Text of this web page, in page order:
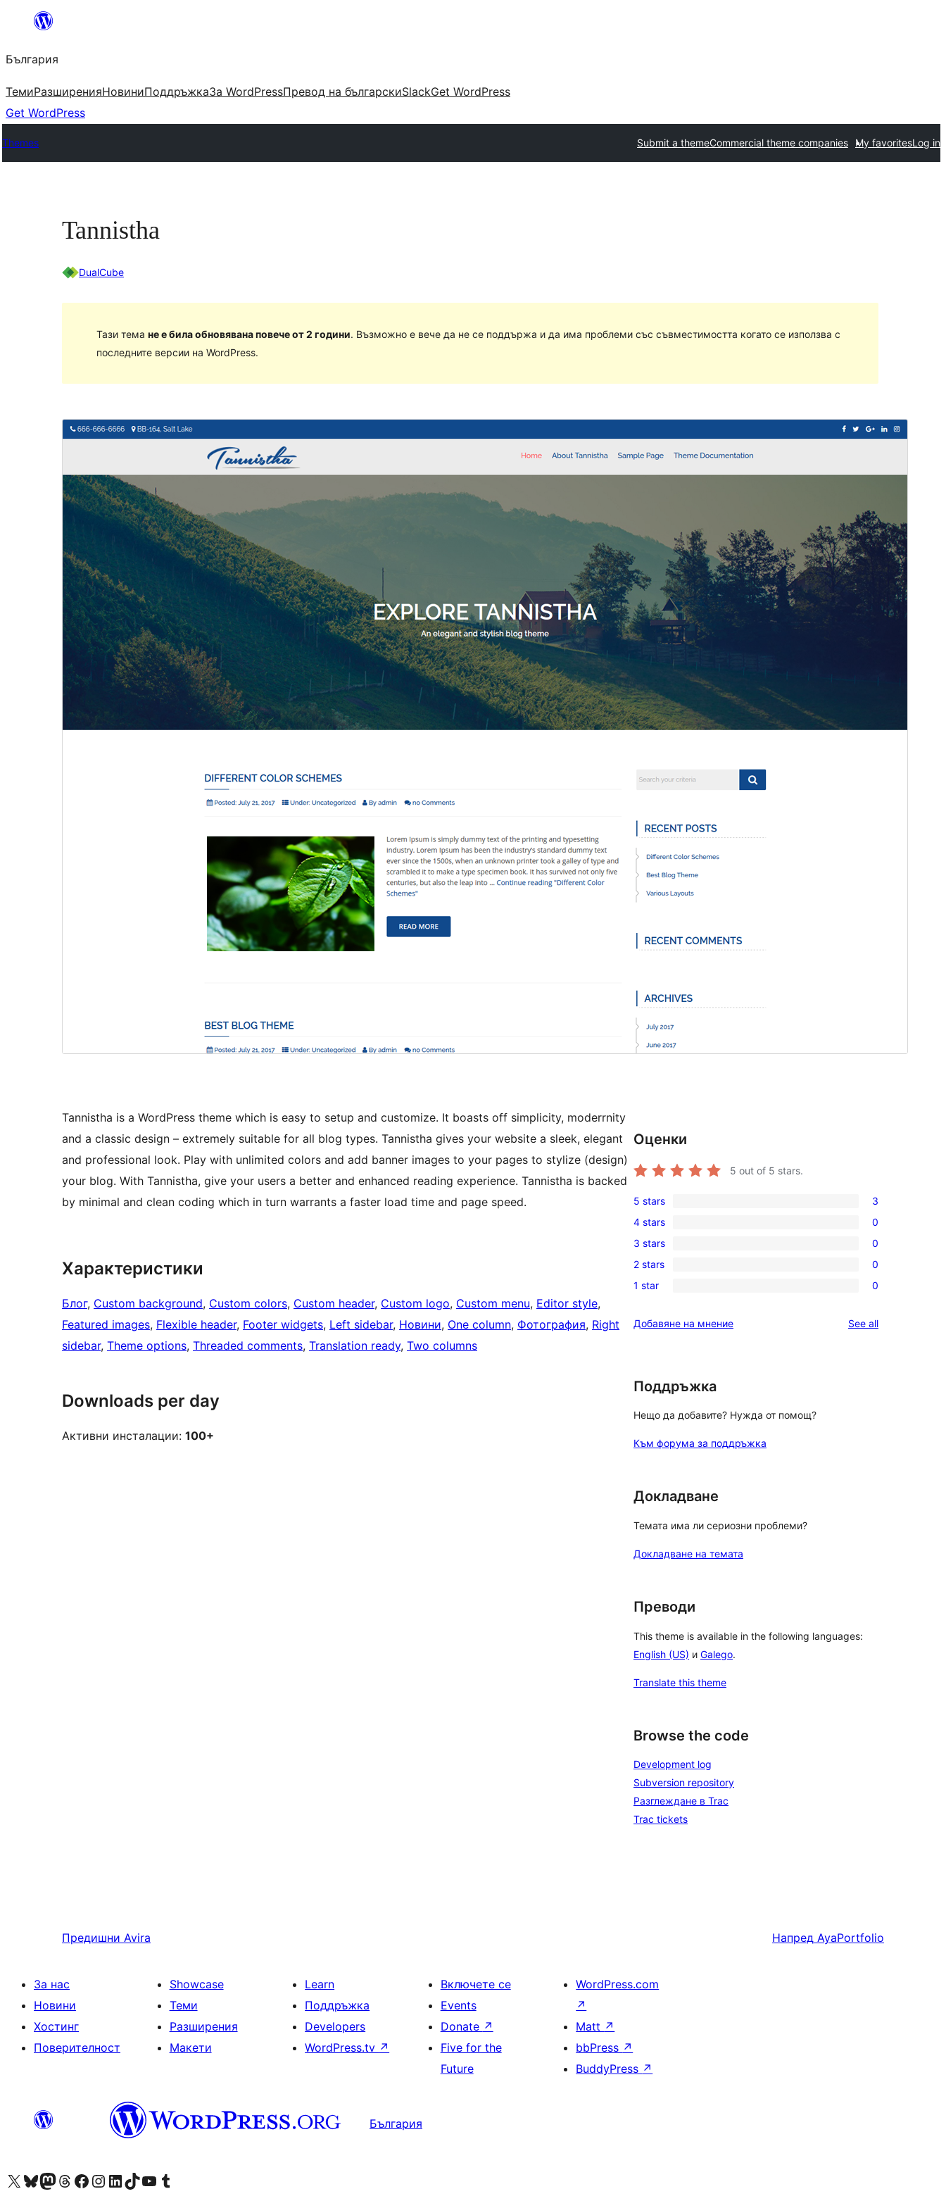
България
ТемиРазширенияНовиниПоддръжкаЗа WordPressПревод на българскиSlackGet WordPress
Get WordPress
Themes Submit a themeCommercial theme companies My favoritesLog in
Tannistha
DualCube
Тази тема не е била обновявана повече от 2 години. Възможно е вече да не се поддържа и да има проблеми със съвместимостта когато се използва с
последните версии на WordPress.
Версия
Last updated
юли 3, 2018
4.1
Tannistha is a WordPress theme which is easy to setup and customize. It boasts off simplicity, moderrnity
and a classic design – extremely suitable for all blog types. Tannistha gives your website a sleek, elegant
and professional look. Play with unlimited colors and add banner images to your pages to stylize (design)
your blog. With Tannistha, give your users a better and enhanced reading experience. Tannistha is backed
by minimal and clean coding which in turn warrants a faster load time and page speed.
Характеристики
Блог, Custom background, Custom colors, Custom header, Custom logo, Custom menu, Editor style
Featured images, Flexible header, Footer widgets, Left sidebar, Новини, One column, Фотография, Right
sidebar, Theme options, Threaded comments, Translation ready, Two columns
Downloads per day
Активни инсталации: 100+
Оценки
5 out of 5 stars.
3
5-
star
reviews
5 stars 3
0
4-
star
reviews
4 stars 0
0
3-
star
3 stars 0
0
2-
reviews
2 stars 0
0
star
1 star 0
Добавяне на мнение See allreviews
Поддръжка
Нещо да добавите? Нужда от помощ?
Към форума за поддръжка
Докладване
Темата има ли сериозни проблеми?
Докладване на темата
Преводи
This theme is available in the following languages:
English (US) и Galego.
Translate this theme
Browse the code
Development log
Subversion repository
Разглеждане в Trac
Trac tickets
Предишни Avira Напред AyaPortfolio
За нас
Новини
Хостинг
Поверителност
Showcase
Теми
Разширения
Макети
Learn
Поддръжка
Developers
WordPress.tv ↗
Включете се
Events
Donate ↗
Five for the
Future
WordPress.com
↗
Matt ↗
bbPress ↗
BuddyPress ↗
България
Visit our X (formerly Twitter) account
Visit our Bluesky account
Visit our Mastodon account
Visit our Threads account
Посетете нашата страница във Facebook
Посетете нашия профил в Instagram
Посетете нашия профил в LinkedIn
Visit our TikTok account
Visit our YouTube channel
Visit our Tumblr account